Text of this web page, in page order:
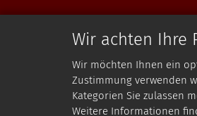
Wir achten Ihre
Wir möchten Ihnen ein
Zustimmung verwenden
Kategorien Sie zulassen
Weitere Informationen